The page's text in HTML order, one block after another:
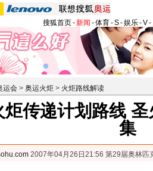
搜狐首页-新闻 -体育-S-娱乐-V-
运会 > 奥运火炬 > 火炬路线解读
炬传递计划路线
集
2007年04月26日21:56 第29届奥林匹